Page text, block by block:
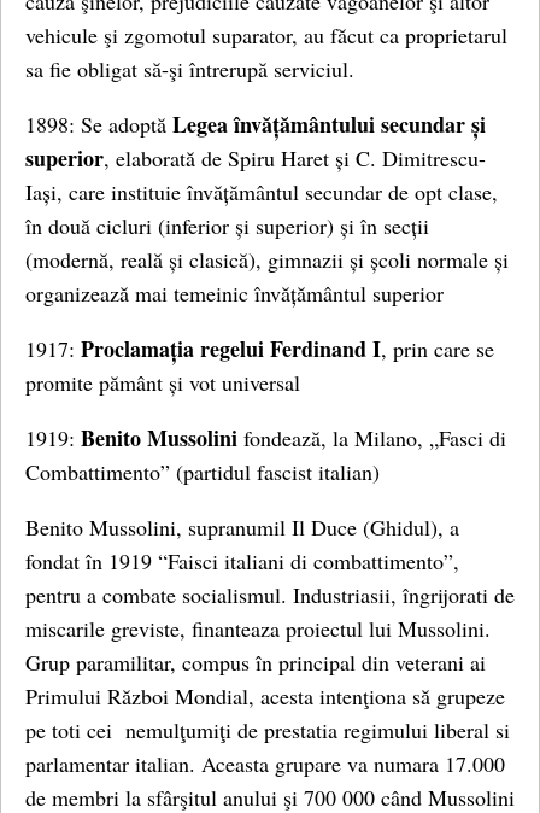
vehicule şi zgomotul suparator, au făcut ca proprietarul
sa fie obligat să-şi întrerupă serviciul.
1898: Se adoptă Legea învățământului secundar și
superior, elaborată de Spiru Haret și C. Dimitrescu-
Iași, care instituie învățământul secundar de opt clase,
în două cicluri (inferior și superior) și în secții
(modernă, reală și clasică), gimnazii și școli normale și
organizează mai temeinic învățământul superior
1917: Proclamația regelui Ferdinand I, prin care se
promite pământ și vot universal
1919: Benito Mussolini fondează, la Milano, „Fasci di
Combattimento” (partidul fascist italian)
Benito Mussolini, supranumil Il Duce (Ghidul), a
fondat în 1919 “Faisci italiani di combattimento”,
pentru a combate socialismul. Industriasii, îngrijorati de
miscarile greviste, finanteaza proiectul lui Mussolini.
Grup paramilitar, compus în principal din veterani ai
Primului Război Mondial, acesta intenţiona să grupeze
pe toti cei nemulţumiţi de prestatia regimului liberal si
parlamentar italian. Aceasta grupare va numara 17.000
de membri la sfârşitul anului şi 700 000 când Mussolini